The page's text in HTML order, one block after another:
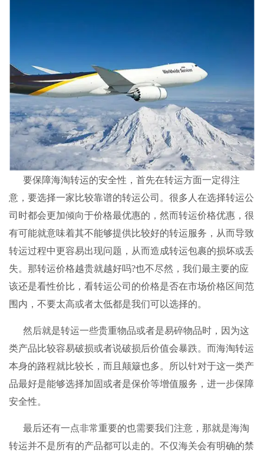
要保障海淘转运的安全性，首先在转运方面一定得注
意，要选择一家比较靠谱的转运公司 。很多人在选择转运公
司 时都会更加倾向于价格最优惠的，然而转运价格优惠，很
有可能就意味着其不能够提供比较好的转运服务，从而导致
转运过程中更容易出现问题，从而造成转运包裹的损坏或丢
失。那转运价格越贵就越好吗?也不尽然，我们最主要的应
该还是看性价比，看转运公司的价格是否在市场价格区间范
围内，不要太高或者太低都是我们可以选择的。
然后就是转运一些贵重物品或者是易碎物品时，因为这
类产品比较容易破损或者说破损后价值会暴跌。而海淘转运
本身的路程就比较长，而且颠簸也多。所以针对于这一类产
品最好是能够选择加固或者是保价等增值服务，进一步保障
安全性。
最后还有一点非常重要的也需要我们注意，那就是海淘
转运并不是所有的产品都可以走的。不仅海关会有明确的禁